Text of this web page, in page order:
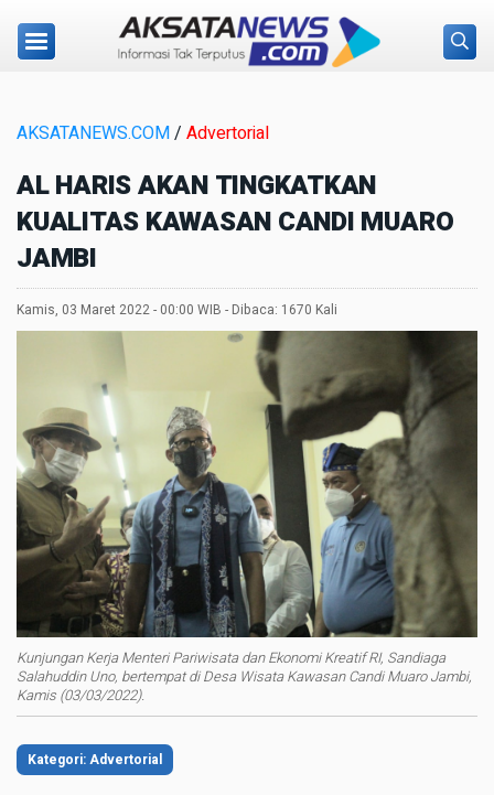
AKSATANEWS.COM/ Advertorial
AL HARIS AKAN TINGKATKAN
KUALITAS KAWASAN CANDI MUARO
JAMBI
Kamis, 03 Maret 2022 - 00:00 WIB - Dibaca: 1670 Kali
Kunjungan Kerja Menteri Pariwisata dan Ekonomi Kreatif RI, Sandiaga
Salahuddin Uno, bertempat di Desa Wisata Kawasan Candi Muaro Jambi,
Kamis (03/03/2022).
Kategori: Advertorial